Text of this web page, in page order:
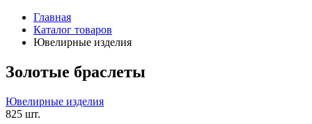
Главная
Каталог товаров
Ювелирные изделия
Золотые браслеты
Ювелирные изделия
825 шт.